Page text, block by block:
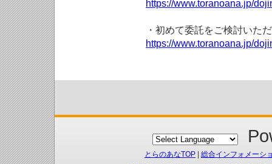
https://www.toranoana.jp/
・初めて委託をご検討いた
https://www.toranoana.jp/
とらのあなTOP
総合インフォメーシ